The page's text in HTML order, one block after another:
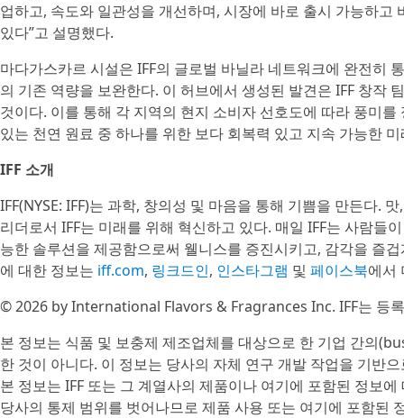
업하고, 속도와 일관성을 개선하며, 시장에 바로 출시 가능하
있다”고 설명했다.
마다가스카르 시설은 IFF의 글로벌 바닐라 네트워크에 완전히
의 기존 역량을 보완한다. 이 허브에서 생성된 발견은 IFF 창작
것이다. 이를 통해 각 지역의 현지 소비자 선호도에 따라 풍미
있는 천연 원료 중 하나를 위한 보다 회복력 있고 지속 가능한
IFF 소개
IFF(NYSE: IFF)는 과학, 창의성 및 마음을 통해 기쁨을 만든다.
리더로서 IFF는 미래를 위해 혁신하고 있다. 매일 IFF는 사람들
능한 솔루션을 제공함으로써 웰니스를 증진시키고, 감각을 즐
에 대한 정보는 iff.com, 링크드인, 인스타그램 및 페이스북에서
© 2026 by International Flavors & Fragrances Inc. IFF는 등
본 정보는 식품 및 보충제 제조업체를 대상으로 한 기업 간의
한 것이 아니다. 이 정보는 당사의 자체 연구 개발 작업을 기반
본 정보는 IFF 또는 그 계열사의 제품이나 여기에 포함된 정보
당사의 통제 범위를 벗어나므로 제품 사용 또는 여기에 포함된